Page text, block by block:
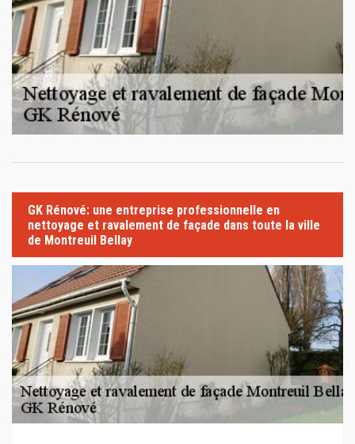
GK Rénové: une entreprise professionnelle en
nettoyage et ravalement de façade dans toute la ville
de Montreuil Bellay